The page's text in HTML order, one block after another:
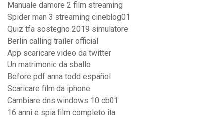
Manuale damore 2 film streaming
Spider man 3 streaming cineblog01
Quiz tfa sostegno 2019 simulatore
Berlin calling trailer official
App scaricare video da twitter
Un matrimonio da sballo
Before pdf anna todd español
Scaricare film da iphone
Cambiare dns windows 10 cb01
16 anni e spia film completo ita